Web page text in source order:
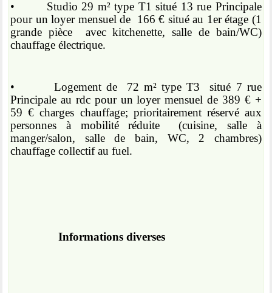
•
Studio 29 m² type T1 situé 13 rue Principale
pour un loyer mensuel de 166 € situé au 1er étage (1
grande pièce
avec kitchenette, salle de bain/WC)
chauffage électrique.
• Logement de 72 m² type T3
situé 7 rue
Principale au rdc pour un loyer mensuel de 389 € +
59 € charges chauffage; prioritairement réservé aux
personnes à mobilité réduite
(cuisine, salle à
manger/salon, salle de bain, WC, 2 chambres)
chauffage collectif au fuel.
Informations diverses